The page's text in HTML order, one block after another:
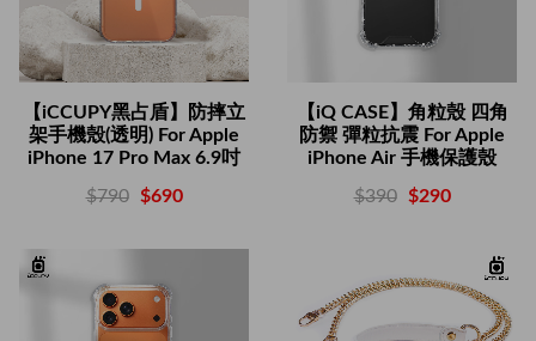
【iCCUPY黑占盾】防摔立
架手機殼(透明) For Apple
iPhone 17 Pro Max 6.9吋
$790 $690
【iQ CASE】角粒殼 四角
防禦 彈粒抗震 For Apple
iPhone Air 手機保護殼
$390 $290